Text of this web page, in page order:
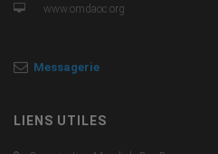
www.omdaoc.org
Messagerie
LIENS UTILES